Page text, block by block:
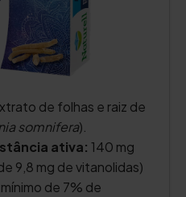
de folhas e raiz de
somnifera).
ativa: 140 mg
9,8 mg de vitanolidas)
de 7% de